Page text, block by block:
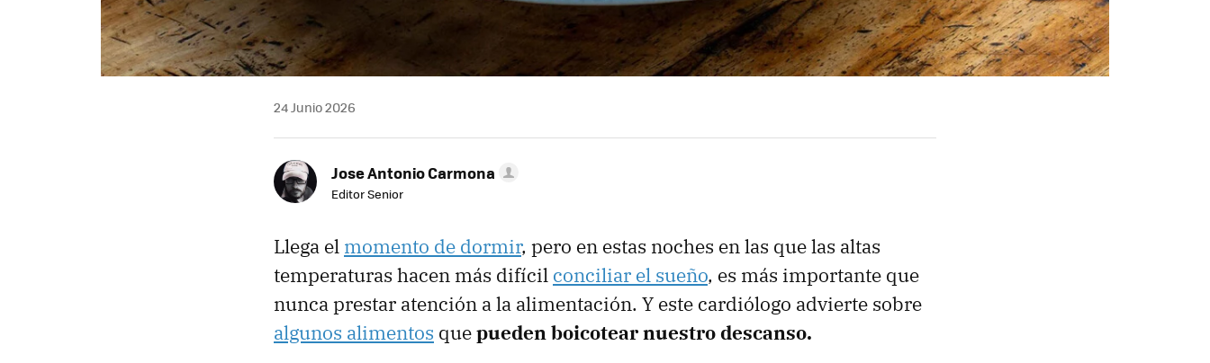
24 Junio 2026
Jose Antonio Carmona
Editor Senior
Llega el momento de dormir, pero en estas noches en las que las altas
temperaturas hacen más difícil conciliar el sueño, es más importante que
nunca prestar atención a la alimentación. Y este cardiólogo advierte sobre
algunos alimentos quepueden boicotear nuestro descanso.